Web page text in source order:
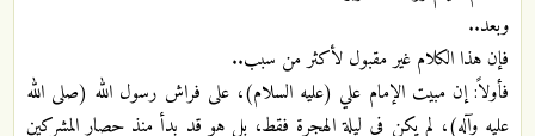
وبعد..
فإن هذا الكلام غير مقبول لأكثر من سبب..
فأولاً: إن مبيت الإمام علي (عليه السلام)، على فراش رسول الله (صلى الله
عليه وآله)، لم يكن في ليلة الهجرة فقط، بل هو قد بدأ منذ حصار المشركين